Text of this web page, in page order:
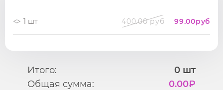
1 шт 400.00 руб 99.00руб
Итого: 0 шт
Общая сумма:
0.00₽